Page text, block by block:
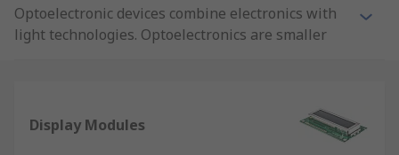
Optoelectronic devices combine electronics with
light technologies. Optoelectronics are smaller
by engineers and hobbyists from the design
Display Modules